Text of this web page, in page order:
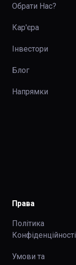
Обрати Нас?
Кар'єра
Інвестори
Блог
Напрямки
Права
Політика
Конфіденційності
Умови та